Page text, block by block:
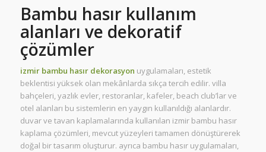
Bambu hasır kullanım
alanları ve dekoratif
çözümler
izmir bambu hasır dekorasyon uygulamaları, estetik
beklentisi yüksek olan mekânlarda sıkça tercih edilir. villa
bahçeleri, yazlık evler, restoranlar, kafeler, beach club’lar ve
otel alanları bu sistemlerin en yaygın kullanıldığı alanlardır.
duvar ve tavan kaplamalarında kullanılan izmir bambu hasır
kaplama çözümleri, mevcut yüzeyleri tamamen dönüştürerek
doğal bir tasarım oluşturur. ayrıca bambu hasır uygulamaları,